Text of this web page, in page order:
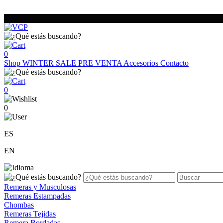
0
Shop WINTER SALE PRE VENTA Accesorios Contacto
0
0
ES
EN
Remeras y Musculosas
Remeras Estampadas
Chombas
Remeras Tejidas